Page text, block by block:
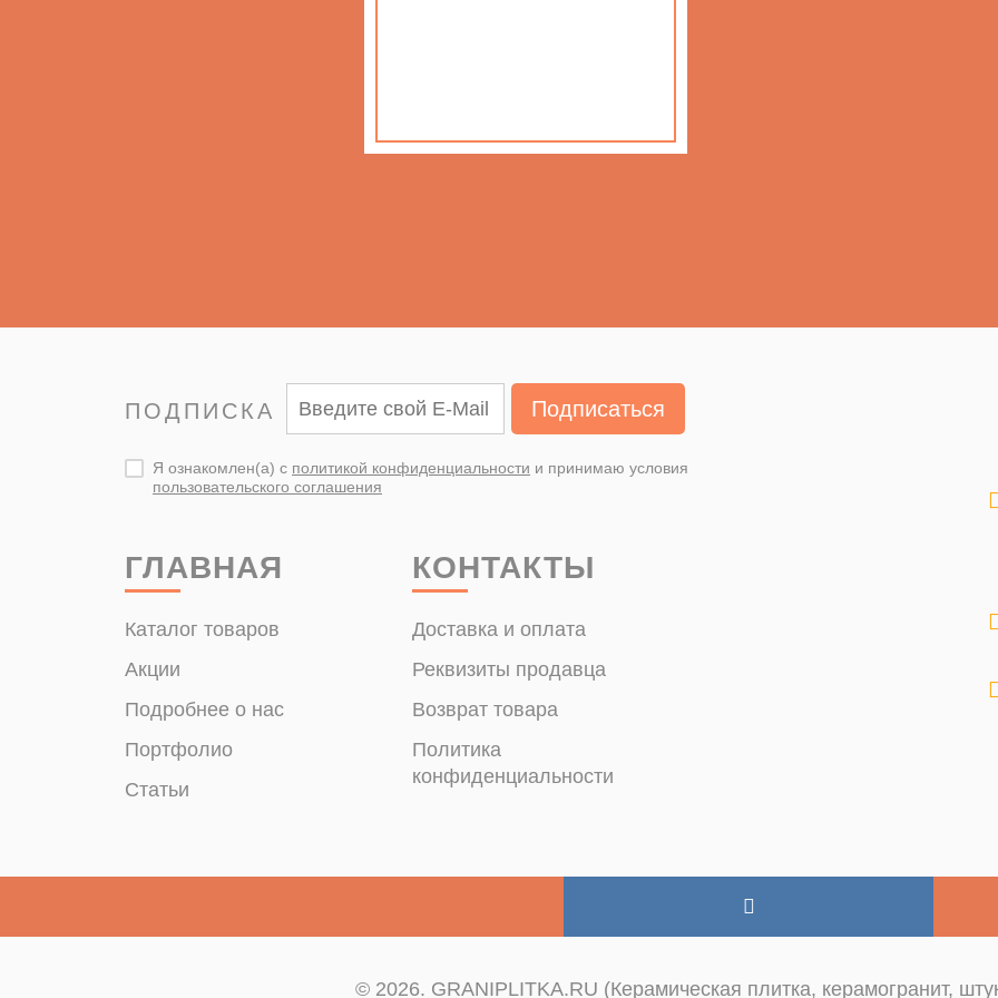
ПОДПИСКА Подписаться
Я ознакомлен(а) с политикой конфиденциальности и принимаю условия
пользовательского соглашения
ГЛАВНАЯ
Каталог товаров
Акции
Подробнее о нас
Портфолио
Статьи
КОНТАКТЫ
Доставка и оплата
Реквизиты продавца
Возврат товара
Политика
конфиденциальности
© 2026. GRANIPLITKA.RU (Керамическая плитка, керамогранит,